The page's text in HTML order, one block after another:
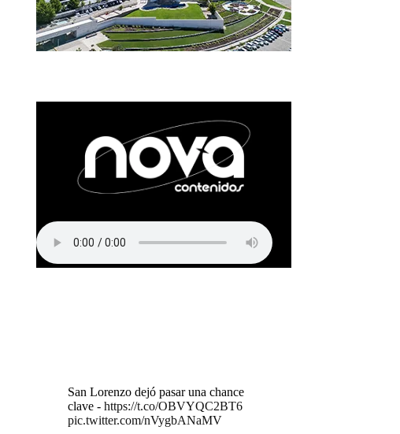
San Lorenzo dejó pasar una chance
clave - https://t.co/OBVYQC2BT6
pic.twitter.com/nVygbANaMV